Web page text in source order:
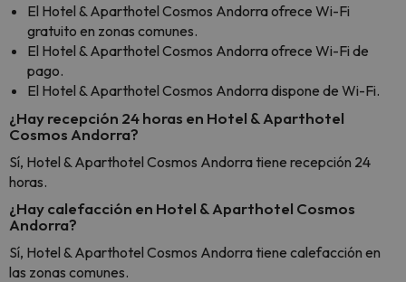
El Hotel & Aparthotel Cosmos Andorra ofrece Wi-Fi
gratuito en zonas comunes.
El Hotel & Aparthotel Cosmos Andorra ofrece Wi-Fi de
pago.
El Hotel & Aparthotel Cosmos Andorra dispone de Wi-Fi.
¿Hay recepción 24 horas en Hotel & Aparthotel
Cosmos Andorra?
Sí, Hotel & Aparthotel Cosmos Andorra tiene recepción 24
horas.
¿Hay calefacción en Hotel & Aparthotel Cosmos
Andorra?
Sí, Hotel & Aparthotel Cosmos Andorra tiene calefacción en
las zonas comunes.